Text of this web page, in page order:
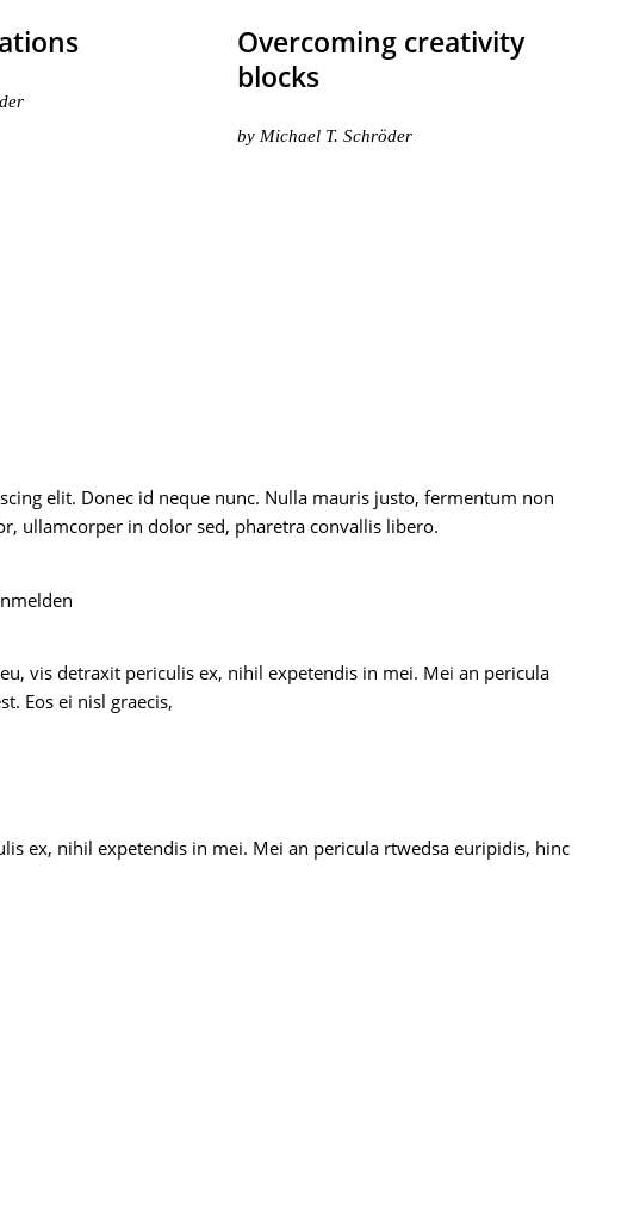
Overcoming creativity
blocks
by Michael T. Schröder
elit. Donec id neque nunc. Nulla mauris justo, fermentum non
ullamcorper in dolor sed, pharetra convallis libero.
vis detraxit periculis ex, nihil expetendis in mei. Mei an pericula
Eos ei nisl graecis,
ex, nihil expetendis in mei. Mei an pericula rtwedsa euripidis, hinc